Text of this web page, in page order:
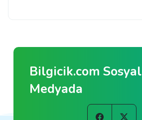
Bilgicik.com Sosyal
Medyada